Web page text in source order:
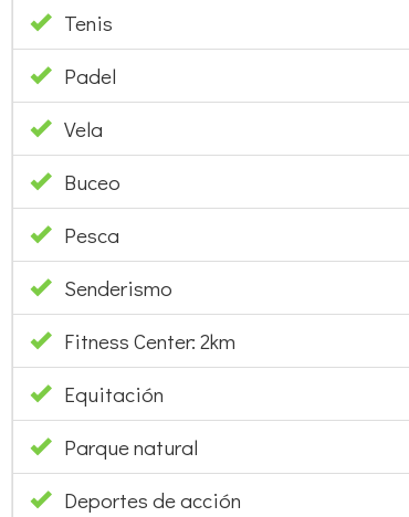
Padel
Vela
Buceo
Pesca
Senderismo
Fitness Center: 2km
Equitación
Parque natural
Deportes de acción